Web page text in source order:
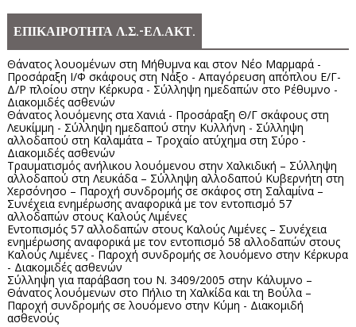
ΕΠΙΚΑΙΡΟΤΗΤΑ Λ.Σ.-ΕΛ.ΑΚΤ.
Θάνατος λουομένων στη Μήθυμνα και στον Νέο Μαρμαρά -
Προσάραξη Ι/Φ σκάφους στη Νάξο - Απαγόρευση απόπλου Ε/Γ-
Δ/Ρ πλοίου στην Κέρκυρα - Σύλληψη ημεδαπών στο Ρέθυμνο -
Διακομιδές ασθενών
Θάνατος λουόμενης στα Χανιά - Προσάραξη Θ/Γ σκάφους στη
Λευκίμμη - Σύλληψη ημεδαπού στην Κυλλήνη - Σύλληψη
αλλοδαπού στη Καλαμάτα – Τροχαίο ατύχημα στη Σύρο -
Διακομιδές ασθενών
Τραυματισμός ανήλικου λουόμενου στην Χαλκιδική – Σύλληψη
αλλοδαπού στη Λευκάδα – Σύλληψη αλλοδαπού Κυβερνήτη στη
Χερσόνησο – Παροχή συνδρομής σε σκάφος στη Σαλαμίνα –
Συνέχεια ενημέρωσης αναφορικά με τον εντοπισμό 57
αλλοδαπών στους Καλούς Λιμένες
Εντοπισμός 57 αλλοδαπών στους Καλούς Λιμένες – Συνέχεια
ενημέρωσης αναφορικά με τον εντοπισμό 58 αλλοδαπών στους
Καλούς Λιμένες - Παροχή συνδρομής σε λουόμενο στην Κέρκυρα
- Διακομιδές ασθενών
Σύλληψη για παράβαση του Ν. 3409/2005 στην Κάλυμνο –
Θάνατος λουόμενων στο Πήλιο τη Χαλκίδα και τη Βούλα –
Παροχή συνδρομής σε λουόμενο στην Κύμη - Διακομιδή
ασθενούς